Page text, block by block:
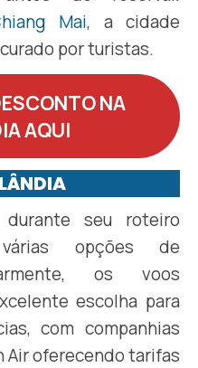
Mai, a cidade
por turistas.
NA
AQUI
seu roteiro
opções de
os voos
escolha para
com companhias
Air oferecendo tarifas